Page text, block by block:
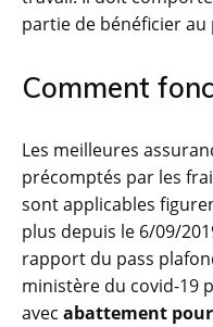
partie de bénéficier au
Comment
Les meilleures
précomptés par les
sont applicables
plus depuis le 6/09/
rapport du pass
ministère du covid-19
avec abattement